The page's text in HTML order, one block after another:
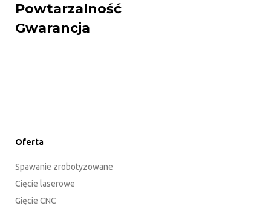
Powtarzalność
Gwarancja
Oferta
Spawanie zrobotyzowane
Cięcie laserowe
Gięcie CNC